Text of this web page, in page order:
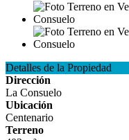
Detalles de la Propiedad
Dirección
La Consuelo
Ubicación
Centenario
Terreno